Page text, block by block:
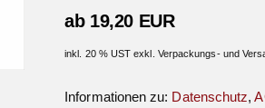
ab 19,20 EUR
inkl. 20 % UST exkl. Verpackungs- und
Informationen zu: Datenschutz,